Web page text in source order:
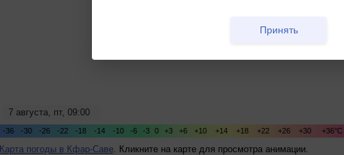
Карта погоды в Кфар-Саве. Кликните на карте для просмотра анимации.
Принять